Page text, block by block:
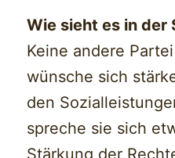
Wie sieht es in der
Keine andere
wünsche sich
den
spreche sie sich
Stärkung der